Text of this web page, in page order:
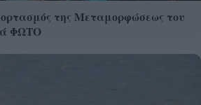
της Μεταμορφώσεως του
ΦΩΤΟ